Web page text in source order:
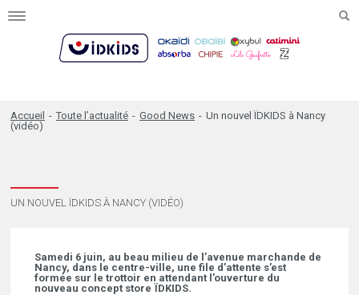
Toggle
Accueil - Toute l’actualité - Good News - Un nouvel ÏDKIDS à Nancy
(vidéo)
UN NOUVEL ÏDKIDS À NANCY (VIDÉO)
Samedi 6 juin, au beau milieu de l’avenue marchande de
Nancy, dans le centre-ville, une file d’attente s’est
formée sur le trottoir en attendant l’ouverture du
nouveau concept store ÏDKIDS.